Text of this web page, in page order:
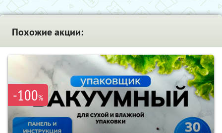
Похожие акции:
-100%